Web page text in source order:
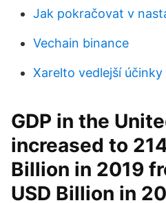
Jak pokračovat v
Vechain binance
Xarelto vedlejší účinky
GDP in the
increased to
Billion in 2019
USD Billion in